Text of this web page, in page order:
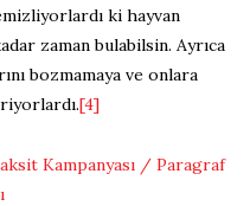
ki hayvan
zaman bulabilsin. Ayrıca
bozmamaya ve onlara
[4]